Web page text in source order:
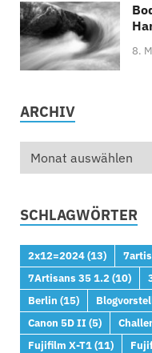
8.
ARCHIV
SCHLAGWÖRTER
2x12=2024(13)
7Artisans 35 1.2(10)
Berlin (15)
Canon 5D II (5)
Fujifilm X-T1(11)